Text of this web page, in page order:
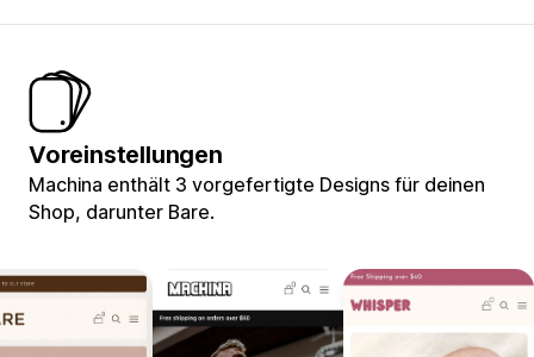
Voreinstellungen
Machina enthält 3 vorgefertigte Designs für deinen
Shop, darunter Bare.